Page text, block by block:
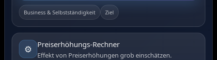
Business & Selbstständigkeit Ziel
⚙️ Preiserhöhungs-Rechner
Effekt von Preiserhöhungen grob einschätzen.